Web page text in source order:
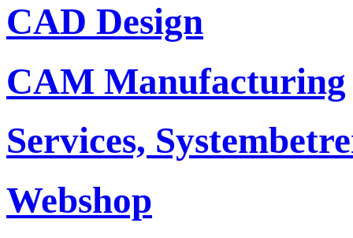
CAD Design
CAM Manufacturing
Services,
Webshop